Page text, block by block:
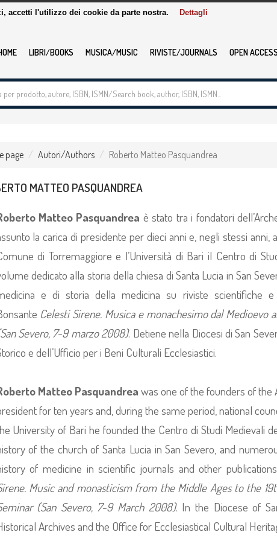
LIBRI/BOOKS MUSICA/MUSIC RIVISTE/JOURNALS OPEN
page
Autori/Authors Roberto Matteo Pasquandrea
MATTEO PASQUANDREA
Matteo Pasquandrea è stato tra i fondatori
la carica di presidente per dieci anni e, negli stessi
di Torremaggiore e l’Università di Bari il Centro di
dedicato alla storia della chiesa di Santa Lucia in San
e di storia della medicina su riviste scientifiche
Celesti Sirene. Musica e monachesimo dal Medioevo
Severo, 7-9 marzo 2008). Detiene nella Diocesi di San
e dell’Ufficio per i Beni Culturali Ecclesiastici.
Matteo Pasquandrea was one of the founders of the
for ten years and, during the same period, national
University of Bari he founded the Centro di Studi Medievali
of the church of Santa Lucia in San Severo, and
of medicine in scientific journals and other
Music and monasticism from the Middle Ages to the
(San Severo, 7-9 March 2008). In the Diocese of
Archives and the Office for Ecclesiastical Cultural
accetti l'utilizzo dei cookie da parte nostra. Dettagli